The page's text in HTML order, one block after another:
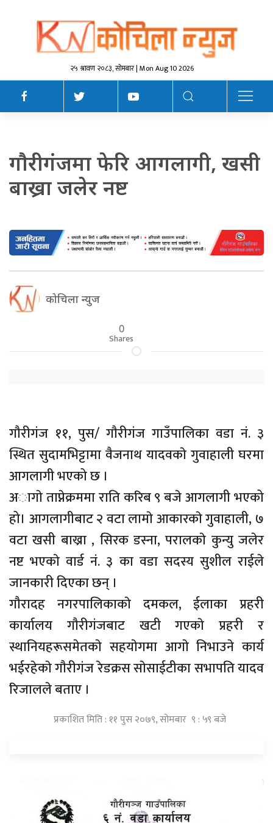
२५ श्रावण २०८३, सोमबार | Mon Aug 10 2026
गाैरीगंजमा फेरि आगलागी, खसी
बाख्रा जलेर नष्ट
कोचिला न्युज
0
Shares
गाैरीगंज ११, पुस/ गाैरीगंज गाउँपालिका वडा नं. ३
स्थित सुदामभिट्टामा वैजनाथ यादवकाे गुवाहाली घरमा
आगलागी भएको छ ।
अागाे ताप्नेक्रममा राति करिब ९ बजे आगलागी भएको
हो। आगलागीबाट २ वटा लामाे आकारकाे गुवाहाली, ७
वटा खसी बाख्रा , सिरक डस्ना, परालकाे कुन्यु जलेर
नष्ट भएकाे वार्ड नं. ३ का वडा सदस्य सुशील राईले
जानकारी दिएका छन् ।
गाैरादह नगरपालिकाकाे दमकल, ईलाका प्रहरी
कार्यालय गाैरीगंजबाट खटी गएकाे प्रहरी र
स्थानियहरूसमेतकाे सहयाेगमा आगाे निभाउने कार्य
भईरहेकाे गाैरीगंज रेडक्रस साेसाईटीका सभापति यादव
रिजालले बताए ।
प्रकाशित मिति : ११ पुस २०७९, सोमबार ९ : ५९ बजे